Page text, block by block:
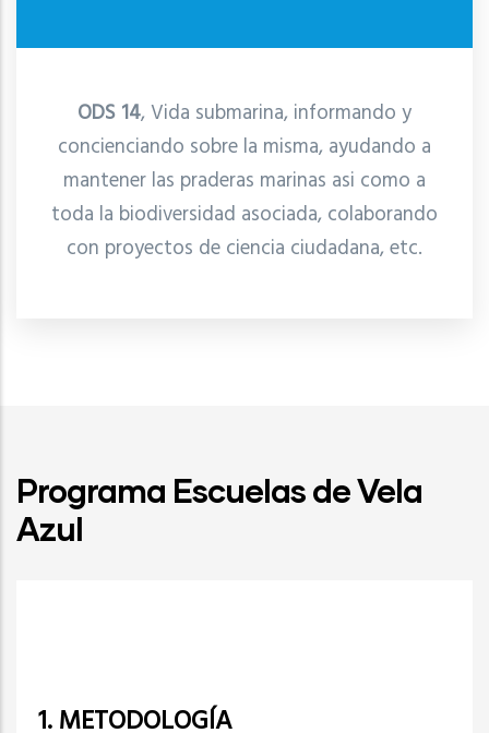
ODS 14, Vida submarina, informando y
concienciando sobre la misma, ayudando a
mantener las praderas marinas asi como a
toda la biodiversidad asociada, colaborando
con proyectos de ciencia ciudadana, etc.
Programa Escuelas de Vela
Azul
1. METODOLOGÍA